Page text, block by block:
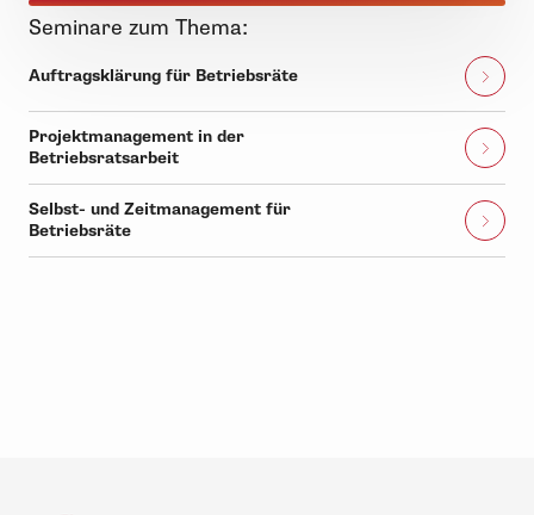
Seminare zum Thema:
Auftragsklärung für Betriebsräte
Projektmanagement in der
Betriebsratsarbeit
Selbst- und Zeitmanagement für
Betriebsräte